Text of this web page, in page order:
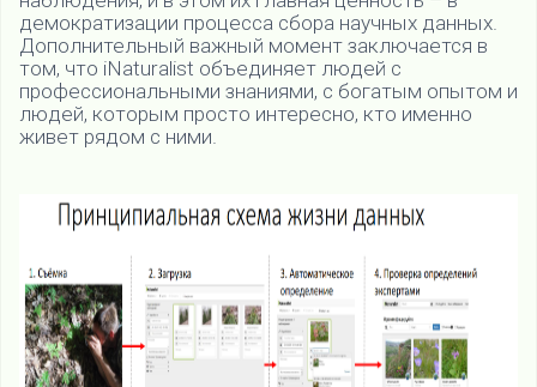
демократизации процесса сбора научных данных.
Дополнительный важный момент заключается в
том, что iNaturalist объединяет людей с
профессиональными знаниями, с богатым опытом и
людей, которым просто интересно, кто именно
живет рядом с ними.